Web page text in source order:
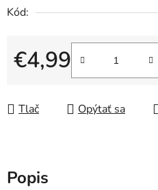
Kód:
€4,99
Jednotková cena:
Tlač Opýtať sa
Popis